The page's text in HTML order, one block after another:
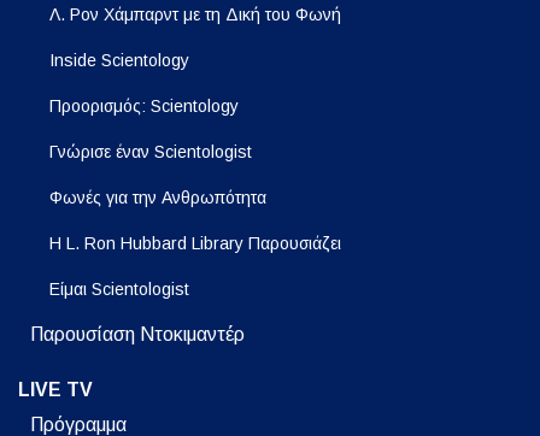
Λ. Ρον Χάμπαρντ με τη Δική του Φωνή
Inside Scientology
Προορισμός: Scientology
Γνώρισε έναν Scientologist
Φωνές για την Ανθρωπότητα
Η L. Ron Hubbard Library Παρουσιάζει
Είμαι Scientologist
Παρουσίαση Ντοκιμαντέρ
LIVE TV
Πρόγραμμα